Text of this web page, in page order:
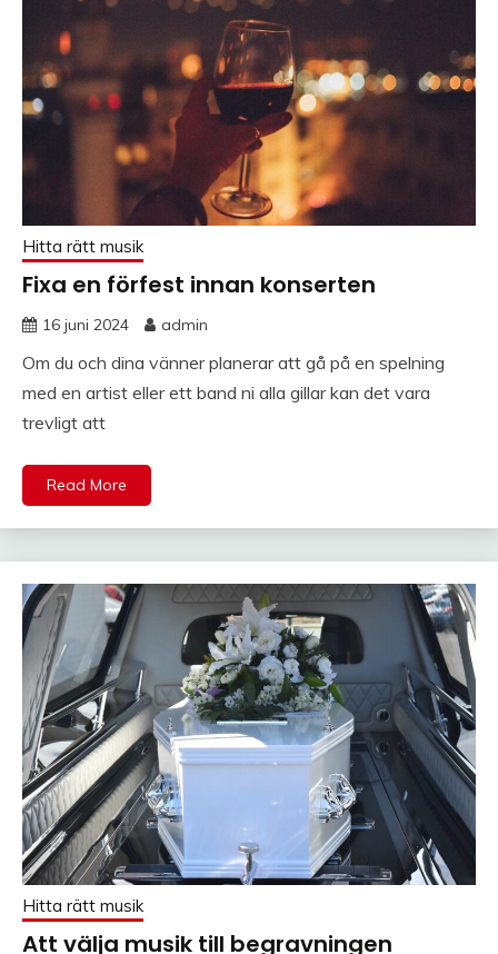
Hitta rätt musik
Fixa en förfest innan konserten
16 juni 2024 admin
Om du och dina vänner planerar att gå på en spelning
med en artist eller ett band ni alla gillar kan det vara
trevligt att
Read More
Hitta rätt musik
Att välja musik till begravningen